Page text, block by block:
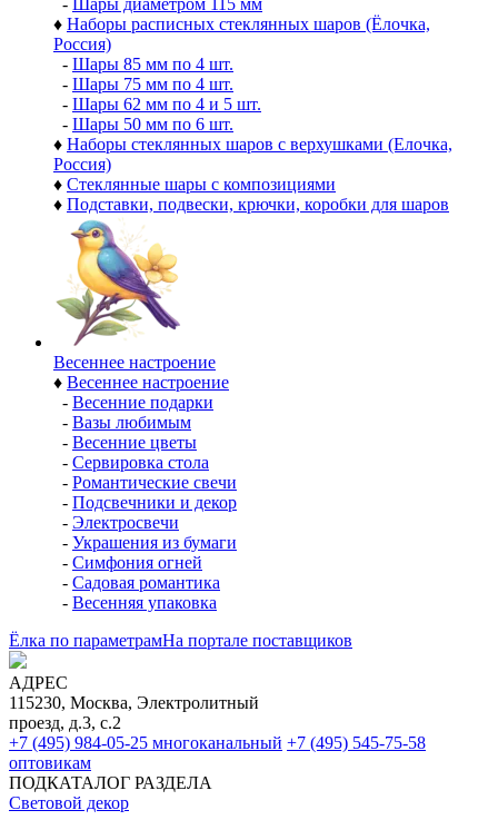
- Шары диаметром 115 мм
♦ Наборы расписных стеклянных шаров (Ёлочка,
Россия)
- Шары 85 мм по 4 шт.
- Шары 75 мм по 4 шт.
- Шары 62 мм по 4 и 5 шт.
- Шары 50 мм по 6 шт.
♦ Наборы стеклянных шаров с верхушками (Елочка,
Россия)
♦ Стеклянные шары с композициями
♦ Подставки, подвески, крючки, коробки для шаров
Весеннее настроение
♦ Весеннее настроение
- Весенние подарки
- Вазы любимым
- Весенние цветы
- Сервировка стола
- Романтические свечи
- Подсвечники и декор
- Электросвечи
- Украшения из бумаги
- Симфония огней
- Садовая романтика
- Весенняя упаковка
Ёлка по параметрамНа портале поставщиков
АДРЕС
115230, Москва, Электролитный
проезд, д.3, с.2
+7 (495) 984-05-25 многоканальный +7 (495) 545-75-58
оптовикам
ПОДКАТАЛОГ РАЗДЕЛА
Световой декор